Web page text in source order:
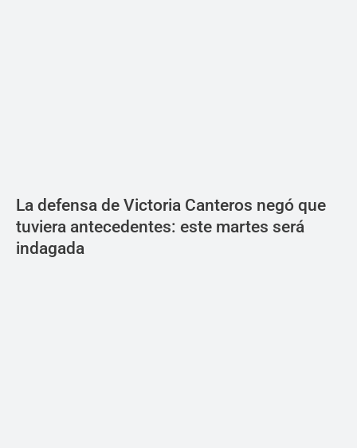
La defensa de Victoria Canteros negó que
tuviera antecedentes: este martes será
indagada